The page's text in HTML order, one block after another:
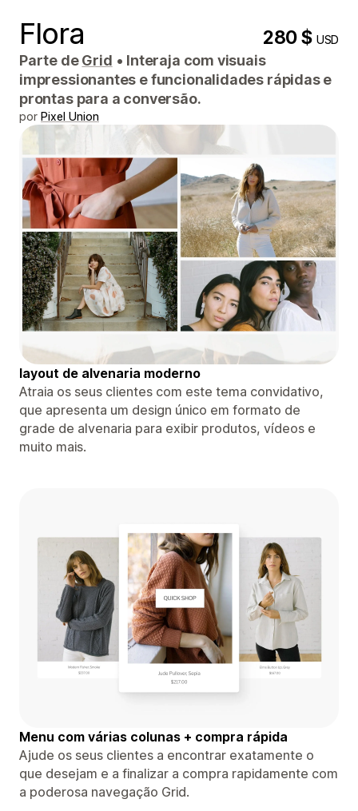
Flora 280 $USD
Parte deGrid • Interaja com visuais
impressionantes e funcionalidades rápidas e
prontas para a conversão.
por Pixel Union
layout de alvenaria moderno
Atraia os seus clientes com este tema convidativo,
que apresenta um design único em formato de
grade de alvenaria para exibir produtos, vídeos e
muito mais.
Menu com várias colunas + compra rápida
Ajude os seus clientes a encontrar exatamente o
que desejam e a finalizar a compra rapidamente com
a poderosa navegação Grid.